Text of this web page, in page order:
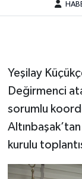
Yeşilay
Değirmenci
sorumlu
kurulu